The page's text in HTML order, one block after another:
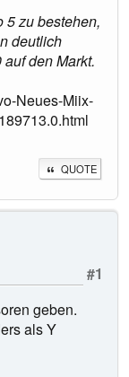
5 zu bestehen,
deutlich
den Markt.
Neues-Miix-
QUOTE
#1
geben.
als Y